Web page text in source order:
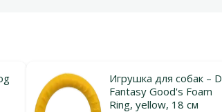
Игрушка для собак –
Fantasy Good's Foam
Ring, yellow, 18 см